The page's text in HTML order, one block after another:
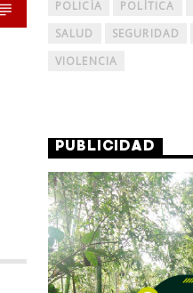
POLICÍA
POLÍTICA
SALUD
SEGURIDAD
VIOLENCIA
PUBLICIDAD